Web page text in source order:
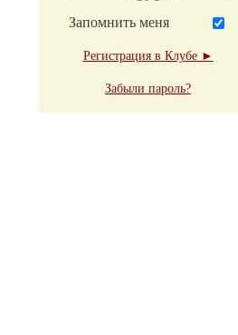
Запомнить меня
Регистрация в Клубе ►
Забыли пароль?